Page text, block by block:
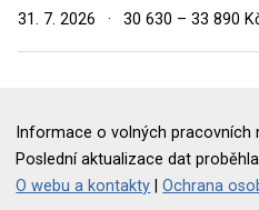
31. 7. 2026
· 30 630 – 33 890
Informace o volných pracovních
Poslední aktualizace dat
O webu a kontakty |Ochrana